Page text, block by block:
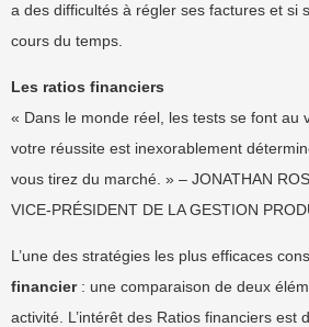
a des difficultés à régler ses factures et si
cours du temps.
Les ratios financiers
« Dans le monde réel, les tests se font au
votre réussite est inexorablement
vous tirez du marché. » – JONATHAN
VICE-PRÉSIDENT DE LA GESTION
L’une des stratégies les plus efficaces
financier: une comparaison de deux
activité. L’intérêt des Ratios financiers est